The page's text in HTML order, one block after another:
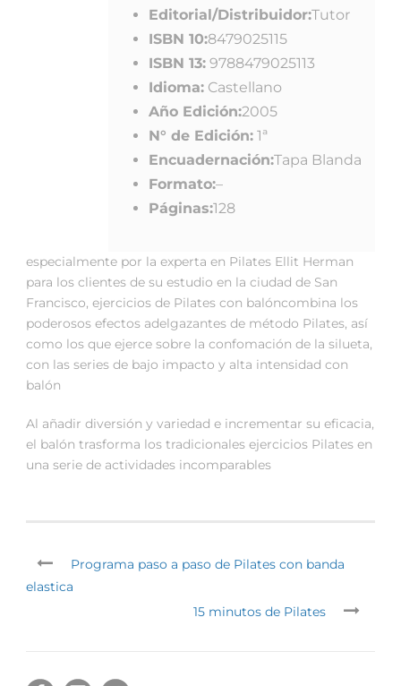
Editorial/Distribuidor:Tutor
ISBN 10:8479025115
ISBN 13: 9788479025113
Idioma: Castellano
Año Edición:2005
N° de Edición: 1ª
Encuadernación:Tapa Blanda
Formato:–
Páginas:128
especialmente por la experta en Pilates Ellit Herman
para los clientes de su estudio en la ciudad de San
Francisco, ejercicios de Pilates con balóncombina los
poderosos efectos adelgazantes de método Pilates, así
como los que ejerce sobre la confomación de la silueta,
con las series de bajo impacto y alta intensidad con
balón
Al añadir diversión y variedad e incrementar su eficacia,
el balón trasforma los tradicionales ejercicios Pilates en
una serie de actividades incomparables
Programa paso a paso de Pilates con banda
elastica
15 minutos de Pilates